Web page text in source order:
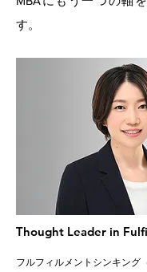
す。
Thought Leader in
フルフィルメントシンキング